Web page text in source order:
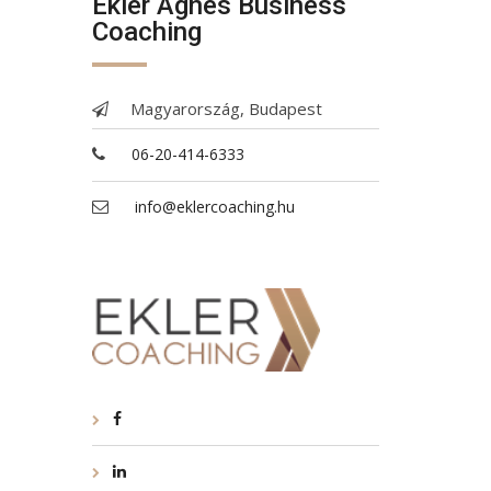
Coaching
Magyarország, Budapest
06-20-414-6333
info@eklercoaching.hu